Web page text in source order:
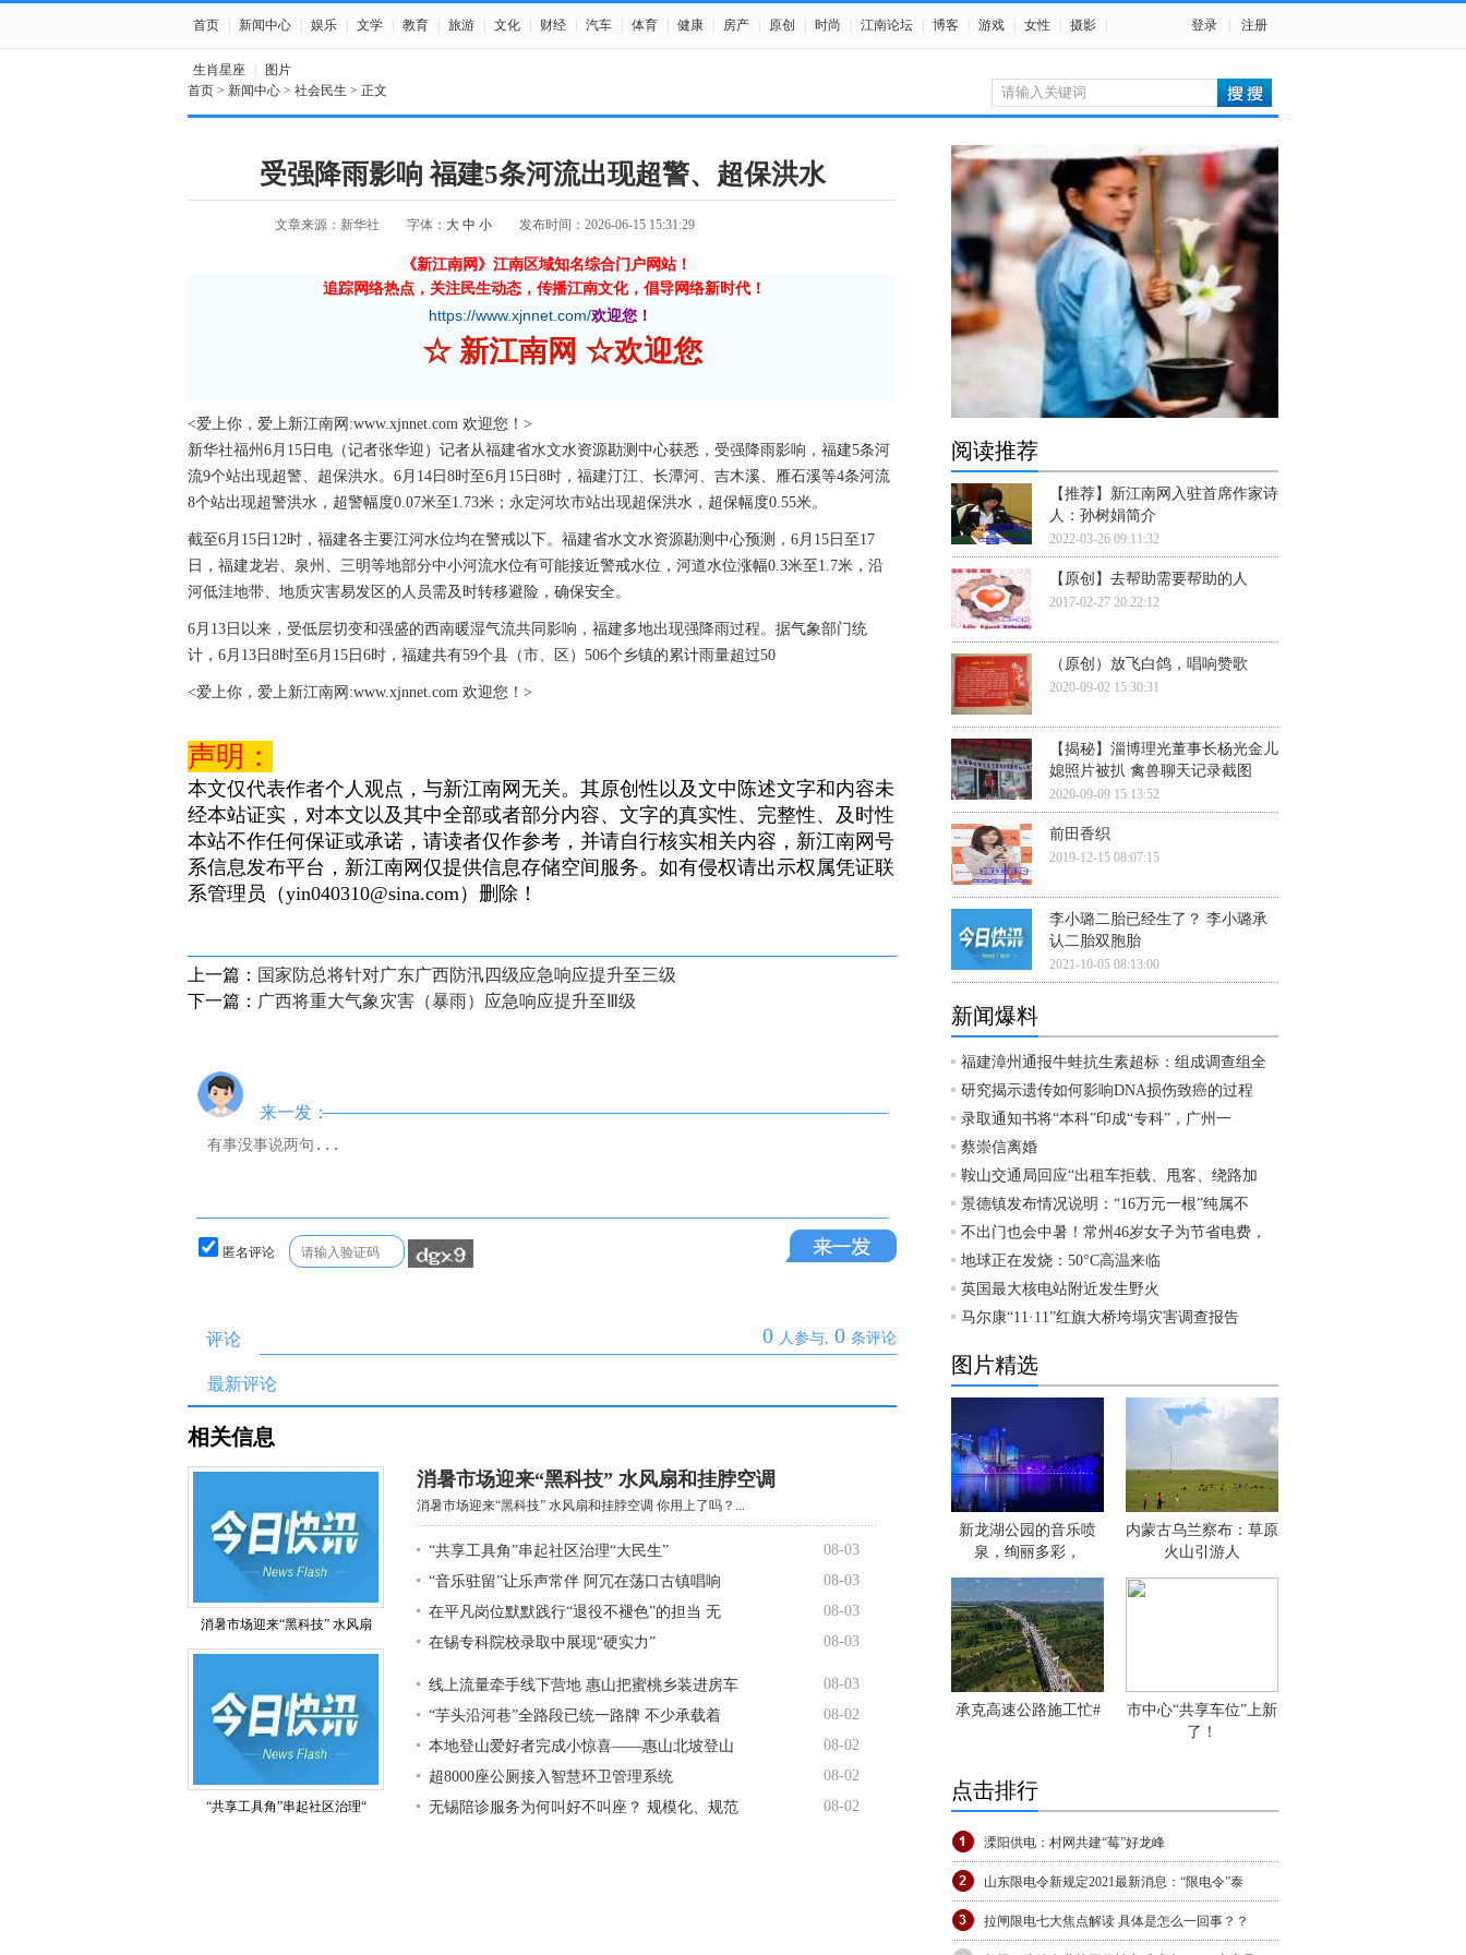
首页 新闻中心 娱乐 文学 教育 旅游 文化 财经 汽车 体育 健康 房产 原创 时尚 江南论坛 博客 游戏 女性 摄影
生肖星座 图片
登录 注册
首页 > 新闻中心 > 社会民生 > 正文
受强降雨影响 福建5条河流出现超警、超保洪水
文章来源：新华社 字体： 大 中 小 发布时间：2026-06-15 15:31:29
《新江南网》江南区域知名综合门户网站！
追踪网络热点，关注民生动态，传播江南文化，倡导网络新时代！
https://www.xjnnet.com/欢迎您！
☆ 新江南网 ☆欢迎您
<爱上你，爱上新江南网:www.xjnnet.com 欢迎您！>
新华社福州6月15日电（记者张华迎）记者从福建省水文水资源勘测中心获悉，受强降雨影响，福建5条河
流9个站出现超警、超保洪水。6月14日8时至6月15日8时，福建汀江、长潭河、吉木溪、雁石溪等4条河流
8个站出现超警洪水，超警幅度0.07米至1.73米；永定河坎市站出现超保洪水，超保幅度0.55米。
截至6月15日12时，福建各主要江河水位均在警戒以下。福建省水文水资源勘测中心预测，6月15日至17
日，福建龙岩、泉州、三明等地部分中小河流水位有可能接近警戒水位，河道水位涨幅0.3米至1.7米，沿
河低洼地带、地质灾害易发区的人员需及时转移避险，确保安全。
6月13日以来，受低层切变和强盛的西南暖湿气流共同影响，福建多地出现强降雨过程。据气象部门统
计，6月13日8时至6月15日6时，福建共有59个县（市、区）506个乡镇的累计雨量超过50
<爱上你，爱上新江南网:www.xjnnet.com 欢迎您！>
声明：
本文仅代表作者个人观点，与新江南网无关。其原创性以及文中陈述文字和内容未
经本站证实，对本文以及其中全部或者部分内容、文字的真实性、完整性、及时性
本站不作任何保证或承诺，请读者仅作参考，并请自行核实相关内容，新江南网号
系信息发布平台，新江南网仅提供信息存储空间服务。如有侵权请出示权属凭证联
系管理员（yin040310@sina.com）删除！
上一篇： 国家防总将针对广东广西防汛四级应急响应提升至三级
下一篇： 广西将重大气象灾害（暴雨）应急响应提升至Ⅲ级
来一发：
匿名评论
评论 0 人参与, 0 条评论
最新评论
相关信息
消暑市场迎来“黑科技” 水风扇
“共享工具角”串起社区治理“
消暑市场迎来“黑科技” 水风扇和挂脖空调
消暑市场迎来“黑科技” 水风扇和挂脖空调 你用上了吗？...
“共享工具角”串起社区治理“大民生”
08-03
“音乐驻留”让乐声常伴 阿冗在荡口古镇唱响
08-03
在平凡岗位默默践行“退役不褪色”的担当 无
08-03
在锡专科院校录取中展现“硬实力”
08-03
线上流量牵手线下营地 惠山把蜜桃乡装进房车
08-03
“芋头沿河巷”全路段已统一路牌 不少承载着
08-02
本地登山爱好者完成小惊喜——惠山北坡登山
08-02
超8000座公厕接入智慧环卫管理系统
08-02
无锡陪诊服务为何叫好不叫座？ 规模化、规范
08-02
阅读推荐
【推荐】新江南网入驻首席作家诗
人：孙树娟简介
2022-03-26 09:11:32
【原创】去帮助需要帮助的人
2017-02-27 20:22:12
（原创）放飞白鸽，唱响赞歌
2020-09-02 15:30:31
【揭秘】淄博理光董事长杨光金儿
媳照片被扒 禽兽聊天记录截图
2020-09-09 15:13:52
前田香织
2019-12-15 08:07:15
李小璐二胎已经生了？ 李小璐承
认二胎双胞胎
2021-10-05 08:13:00
新闻爆料
福建漳州通报牛蛙抗生素超标：组成调查组全
研究揭示遗传如何影响DNA损伤致癌的过程
录取通知书将“本科”印成“专科”，广州一
蔡崇信离婚
鞍山交通局回应“出租车拒载、甩客、绕路加
景德镇发布情况说明：“16万元一根”纯属不
不出门也会中暑！常州46岁女子为节省电费，
地球正在发烧：50°C高温来临
英国最大核电站附近发生野火
马尔康“11·11”红旗大桥垮塌灾害调查报告
图片精选
新龙湖公园的音乐喷
泉，绚丽多彩，
内蒙古乌兰察布：草原
火山引游人
承克高速公路施工忙#
市中心“共享车位”上新
了！
点击排行
溧阳供电：村网共建“莓”好龙峰
山东限电令新规定2021最新消息：“限电令”泰
拉闸限电七大焦点解读 具体是怎么一回事？？